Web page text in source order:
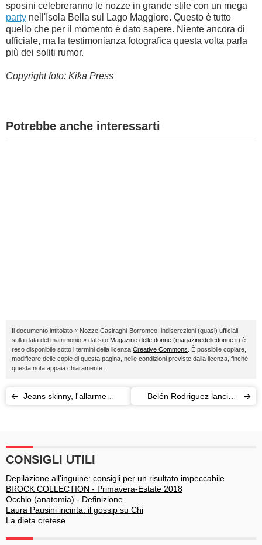
sposini celebreranno le nozze in grande stile con un mega
party nell'Isola Bella sul Lago Maggiore. Questo è tutto
quello che per il momento è dato sapere. Niente ancora di
ufficiale, ma la testimonianza fotografica questa volta parla
più dei soliti rumor.
Copyright foto: Kika Press
Potrebbe anche interessarti
Il documento intitolato « Nozze Casiraghi-Borromeo: indiscrezioni (quasi) ufficiali
sulla data del matrimonio » dal sito Magazine delle donne (magazinedelledonne.it) è
reso disponibile sotto i termini della licenza Creative Commons . È possibile copiare,
modificare delle copie di questa pagina, nelle condizioni previste dalla licenza, finché
questa nota appaia chiaramente.
Jeans skinny, l'allarme
Belén Rodriguez lancia il
CONSIGLI UTILI
Depilazione all'inguine: consigli per un risultato impeccabile
BROCK COLLECTION - Primavera-Estate 2018
Occhio (anatomia) - Definizione
Laura Pausini incinta: il gossip su Chi
La dieta cretese